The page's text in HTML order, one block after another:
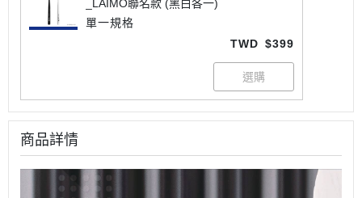
_LAIMO聯名款 (黑白各一)
單一規格
TWD $399
商品詳情